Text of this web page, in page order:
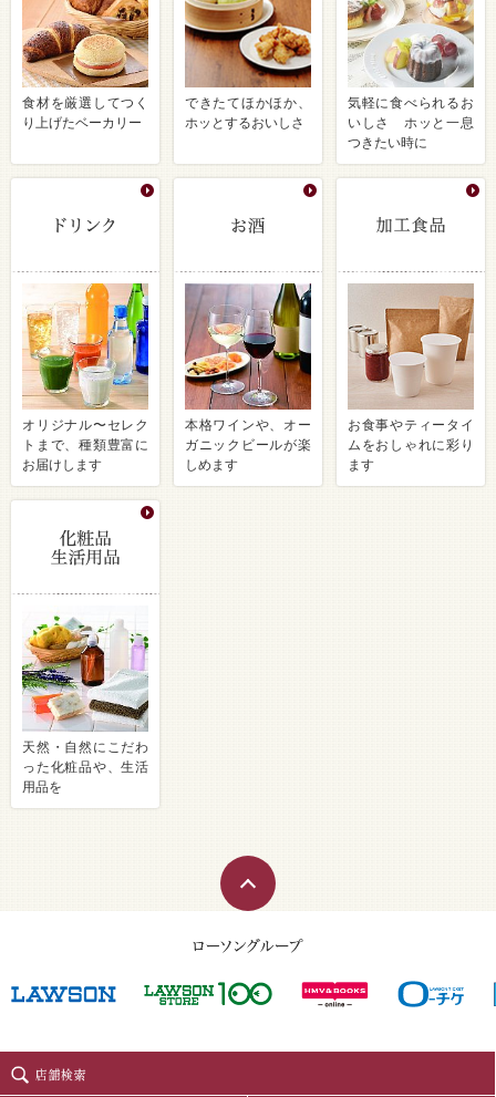
食材を厳選してつく
り上げたベーカリー
できたてほかほか、
ホッとするおいしさ
気軽に食べられるお
いしさ ホッと一息
つきたい時に
オリジナル〜セレク
トまで、種類豊富に
お届けします
本格ワインや、オー
ガニックビールが楽
しめます
お食事やティータイ
ムをおしゃれに彩り
ます
天然・自然にこだわ
った化粧品や、生活
用品を